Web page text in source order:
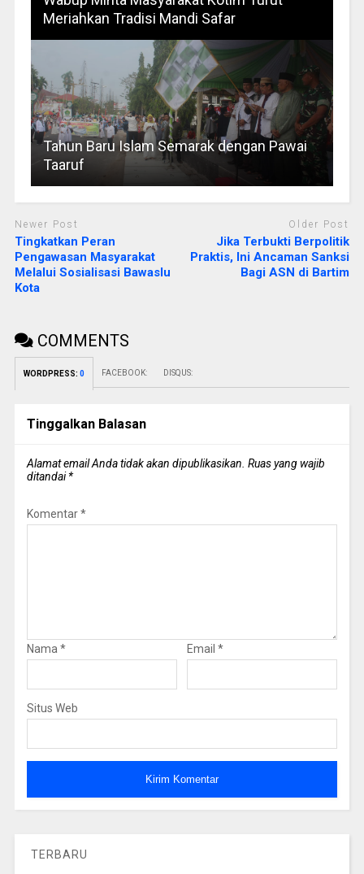
Meriahkan Tradisi Mandi Safar
Tahun Baru Islam Semarak dengan Pawai
Taaruf
Newer Post
Tingkatkan Peran
Pengawasan Masyarakat
Melalui Sosialisasi Bawaslu
Kota
Older Post
Jika Terbukti Berpolitik
Praktis, Ini Ancaman Sanksi
Bagi ASN di Bartim
COMMENTS
WORDPRESS: 0 FACEBOOK: DISQUS:
Tinggalkan Balasan
Alamat email Anda tidak akan dipublikasikan. Ruas yang wajib
ditandai*
Komentar*
Nama * Email *
Situs Web
TERBARU